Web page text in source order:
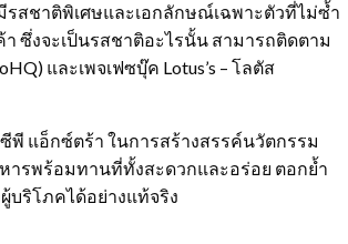
รสชาติพิเศษและเอกลักษณ์เฉพาะตัวที่ไม่ซ้ำ
ซึ่งจะเป็นรสชาติอะไรนั้น สามารถติดตาม
และเพจเฟซบุ๊ค Lotus’s – โลตัส
ซีพี แอ็กซ์ตร้า ในการสร้างสรรค์นวัตกรรม
รพร้อมทานที่ทั้งสะดวกและอร่อย ตอกย้ำ
ริโภคได้อย่างแท้จริง